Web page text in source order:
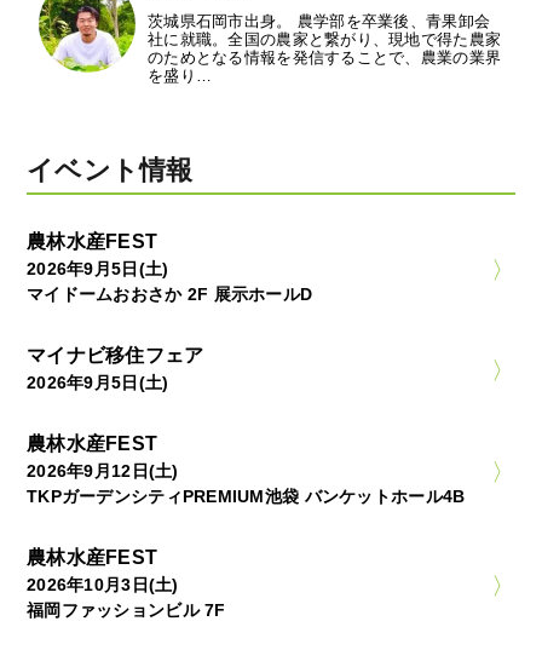
茨城県石岡市出身。 農学部を卒業後、青果卸会
社に就職。全国の農家と繋がり、現地で得た農家
のためとなる情報を発信することで、農業の業界
を盛り…
イベント情報
農林水産FEST
2026年9月5日(土)
マイドームおおさか 2F 展示ホールD
マイナビ移住フェア
2026年9月5日(土)
農林水産FEST
2026年9月12日(土)
TKPガーデンシティPREMIUM池袋 バンケットホール4B
農林水産FEST
2026年10月3日(土)
福岡ファッションビル 7F